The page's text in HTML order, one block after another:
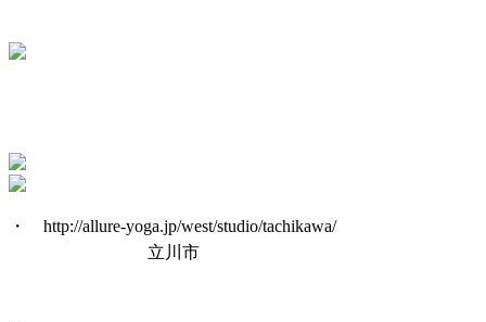
・ http://allure-yoga.jp/west/studio/tachikawa/
立川市